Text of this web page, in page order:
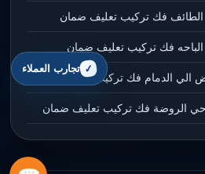
فك تركيب تعليف ضمان
فك تركيب تعليف ضمان
الدمام فك تركيب تعليف ضمان
الروضة فك تركيب تعليف ضمان
تجارب العملاء